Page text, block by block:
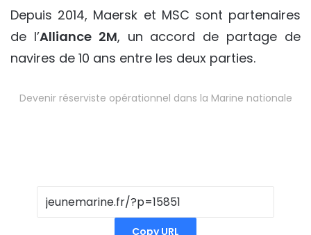
Depuis 2014, Maersk et MSC sont partenaires
de l’Alliance 2M, un accord de partage de
navires de 10 ans entre les deux parties.
Devenir réserviste opérationnel dans la Marine nationale
Copy URL